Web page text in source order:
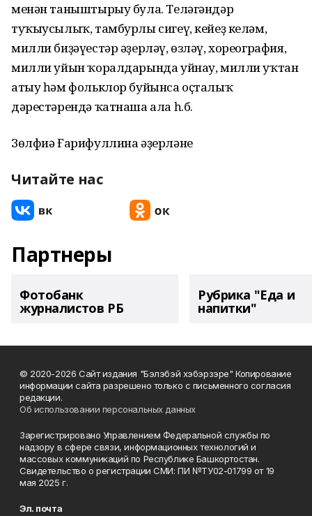
менән таныштырыу була. Теләгәндәр
туҡыусылыҡ, тамбурлы сигеү, кейеҙ келәм,
милли биҙәүестәр әҙерләү, өзләү, хореография,
милли уйын ҡоралдарында уйнау, милли уҡтан
атыу һәм фольклор буйынса оҫталыҡ
дәрестәрендә ҡатнаша ала һ.б.
Зөлфиә Ғарифуллина әҙерләне
Читайте нас
Партнеры
Фотобанк
журналистов РБ
Рубрика "Еда и
напитки"
© 2020-2026 Сайт издания "Бэлэбэй хэбэрзэре" Копирование
информации сайта разрешено только с письменного согласия
редакции.
Об использовании персональных данных
Зарегистрировано Управлением Федеральной службы по
надзору в сфере связи, информационных технологий и
массовых коммуникаций по Республике Башкортостан.
Свидетельство о регистрации СМИ: ПИ №ТУ02-01799 от 19
мая 2025 г.
Эл. почта